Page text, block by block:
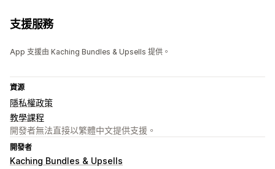
支援服務
App 支援由 Kaching Bundles & Upsells 提供。
資源
隱私權政策
教學課程
開發者無法直接以繁體中文提供支援。
開發者
Kaching Bundles & Upsells